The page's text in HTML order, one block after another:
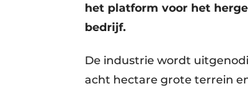
het platform voor het
bedrijf.
De industrie wordt
acht hectare grote terrein